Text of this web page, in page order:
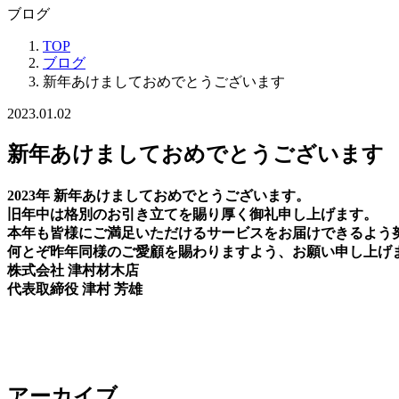
ブログ
TOP
ブログ
新年あけましておめでとうございます
2023.01.02
新年あけましておめでとうございます
2023年 新年あけましておめでとうございます。
旧年中は格別のお引き立てを賜り厚く御礼申し上げます。
本年も皆様にご満足いただけるサービスをお届けできるよう
何とぞ昨年同様のご愛顧を賜わりますよう、お願い申し上げ
株式会社 津村材木店
代表取締役 津村 芳雄